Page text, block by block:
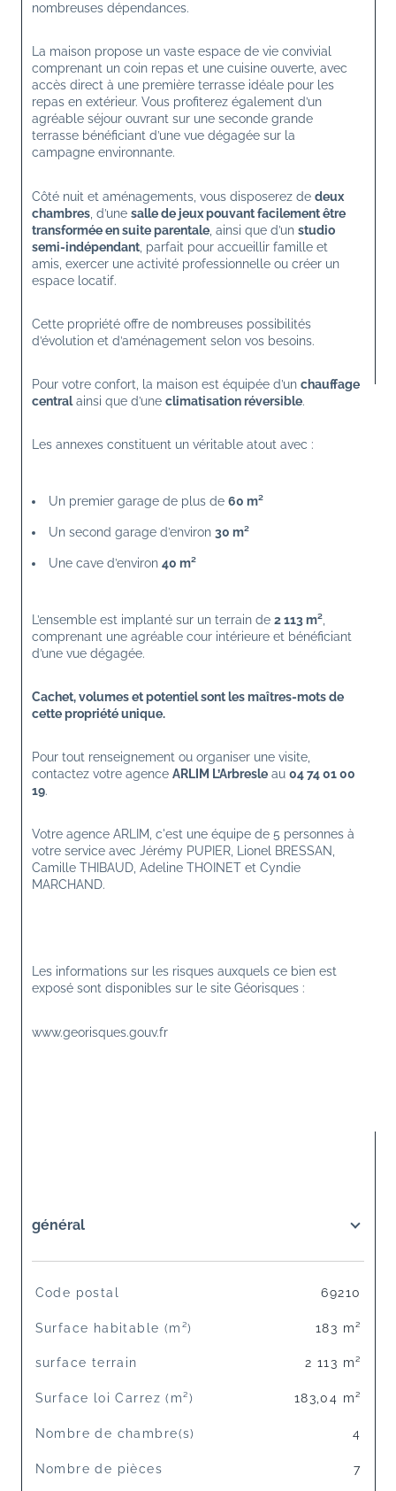
nombreuses dépendances.
La maison propose un vaste espace de vie convivial
comprenant un coin repas et une cuisine ouverte, avec
accès direct à une première terrasse idéale pour les
repas en extérieur. Vous profiterez également d’un
agréable séjour ouvrant sur une seconde grande
terrasse bénéficiant d’une vue dégagée sur la
campagne environnante.
Côté nuit et aménagements, vous disposerez de deux
chambres , d’une salle de jeux pouvant facilement être
transformée en suite parentale , ainsi que d’un studio
semi-indépendant , parfait pour accueillir famille et
amis, exercer une activité professionnelle ou créer un
espace locatif.
Cette propriété offre de nombreuses possibilités
d’évolution et d’aménagement selon vos besoins.
Pour votre confort, la maison est équipée d’un chauffage
central ainsi que d’une climatisation réversible.
Les annexes constituent un véritable atout avec :
Un premier garage de plus de 60 m²
Un second garage d’environ 30 m²
Une cave d’environ 40 m²
L’ensemble est implanté sur un terrain de 2 113 m²
comprenant une agréable cour intérieure et bénéficiant
d’une vue dégagée.
Cachet, volumes et potentiel sont les maîtres-mots de
cette propriété unique.
Pour tout renseignement ou organiser une visite,
contactez votre agence ARLIM L’Arbresle au 04 74 01 00
19.
Votre agence ARLIM, c'est une équipe de 5 personnes à
votre service avec Jérémy PUPIER, Lionel BRESSAN,
Camille THIBAUD, Adeline THOINET et Cyndie
MARCHAND.
Les informations sur les risques auxquels ce bien est
exposé sont disponibles sur le site Géorisques :
www.georisques.gouv.fr
général
TRAD_SIROCCO_Caracteristique
Code postal 69210
Surface habitable (m²) 183 m²
surface terrain 2 113 m²
Surface loi Carrez (m²) 183,04 m²
Nombre de chambre(s) 4
Nombre de pièces 7